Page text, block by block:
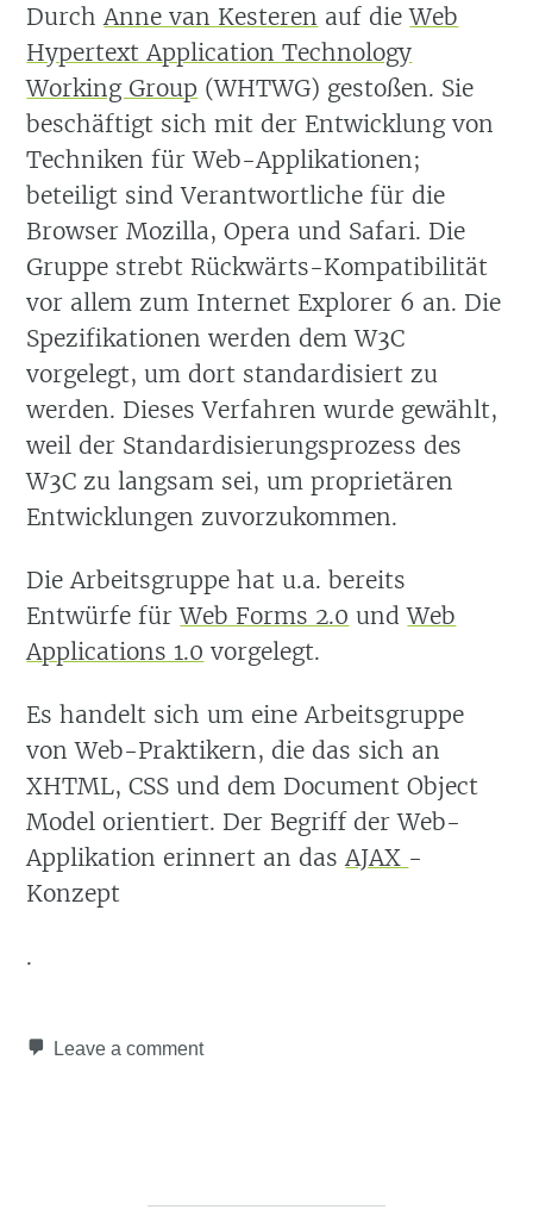
DurchAnne van Kesteren auf dieWeb
Hypertext Application Technology
Working Group (WHTWG) gestoßen. Sie
beschäftigt sich mit der Entwicklung von
Techniken für Web-Applikationen;
beteiligt sind Verantwortliche für die
Browser Mozilla, Opera und Safari. Die
Gruppe strebt Rückwärts-Kompatibilität
vor allem zum Internet Explorer 6 an. Die
Spezifikationen werden dem W3C
vorgelegt, um dort standardisiert zu
werden. Dieses Verfahren wurde gewählt,
weil der Standardisierungsprozess des
W3C zu langsam sei, um proprietären
Entwicklungen zuvorzukommen.
Die Arbeitsgruppe hat u.a. bereits
Entwürfe fürWeb Forms 2.0 undWeb
Applications 1.0 vorgelegt.
Es handelt sich um eine Arbeitsgruppe
von Web-Praktikern, die das sich an
XHTML, CSS und dem Document Object
Model orientiert. Der Begriff der Web-
Applikation erinnert an dasAJAX -
Konzept
.
Leave a comment